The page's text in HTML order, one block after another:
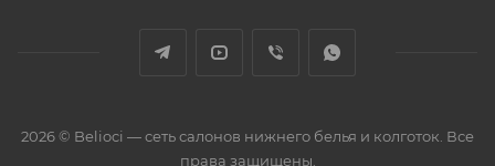
2026 © Belioci — сеть салонов нижнего белья и колготок. Все
права защищены.